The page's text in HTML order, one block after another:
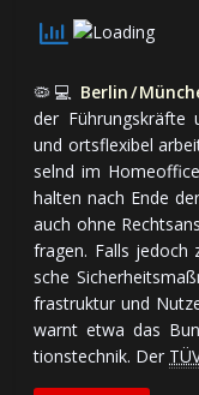
🦠💻 Berlin /
der Führungs­kräfte
und orts­flexibel
selnd im
hal­ten nach Ende
auch ohne
fra­gen. Falls je­doch
sche
fra­struk­tur und
warnt etwa das
tions­tech­nik. Der